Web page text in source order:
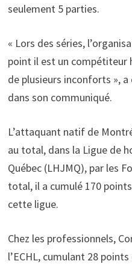
seulement 5 parties.
« Lors des séries,
point il est un compétiteur
de plusieurs inconforts »,
dans son communiqué.
L’attaquant natif de
au total, dans la Ligue de
Québec (LHJMQ), par les
total, il a cumulé 170
cette ligue.
Chez les professionnels,
l’ECHL, cumulant 28